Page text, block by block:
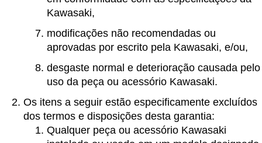
Kawasaki,
modificações não recomendadas ou
aprovadas por escrito pela Kawasaki, e/ou,
desgaste normal e deterioração causada pelo
uso da peça ou acessório Kawasaki.
Os itens a seguir estão especificamente excluídos
dos termos e disposições desta garantia:
Qualquer peça ou acessório Kawasaki